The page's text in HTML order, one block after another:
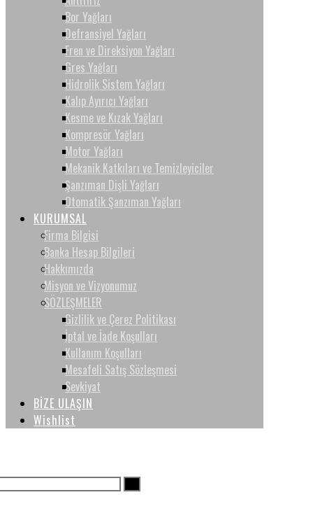
Bor Yağları
Defransiyel Yağları
Fren ve Direksiyon Yağları
Gres Yağları
Hidrolik Sistem Yağları
Kalıp Ayırıcı Yağları
Kesme ve Kızak Yağları
Kompresör Yağları
Motor Yağları
Mekanik Katkıları ve Temizleyiciler
Şanzıman Dişli Yağları
Otomatik Şanzıman Yağları
KURUMSAL
Firma Bilgisi
Banka Hesap Bilgileri
Hakkımızda
Misyon ve Vizyonumuz
SÖZLEŞMELER
Gizlilik ve Çerez Politikası
İptal ve İade Koşulları
Kullanım Koşulları
Mesafeli Satış Sözleşmesi
Sevkiyat
BİZE ULAŞIN
Wishlist